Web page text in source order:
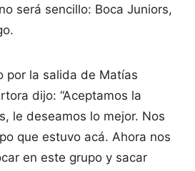
será sencillo: Boca Juniors,
por la salida de Matías
dijo: “Aceptamos la
le deseamos lo mejor. Nos
que estuvo acá. Ahora nos
en este grupo y sacar